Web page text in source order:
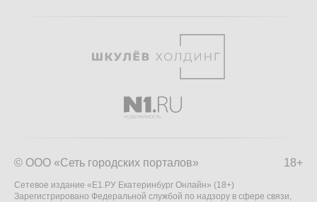
18+
© ООО «Сеть городских порталов»
Сетевое издание «Е1.РУ Екатеринбург Онлайн» (18+)
Зарегистрировано Федеральной службой по надзору в сфере связи,